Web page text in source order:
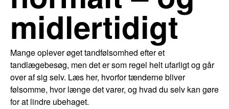
midlertidigt
Mange oplever øget tandfølsomhed efter et
tandlægebesøg, men det er som regel helt ufarligt og går
over af sig selv. Læs her, hvorfor tænderne bliver
følsomme, hvor længe det varer, og hvad du selv kan gøre
for at lindre ubehaget.